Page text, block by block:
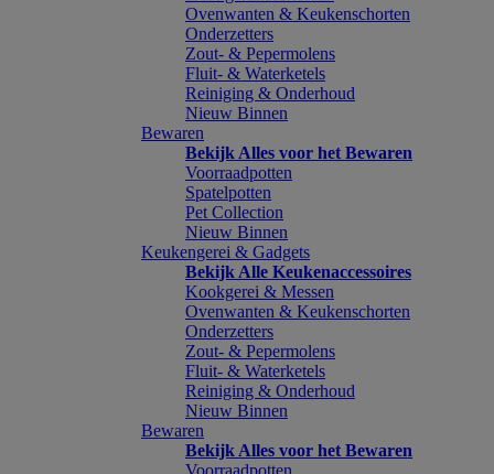
Ovenwanten & Keukenschorten
Onderzetters
Zout- & Pepermolens
Fluit- & Waterketels
Reiniging & Onderhoud
Nieuw Binnen
Bewaren
Bekijk Alles voor het Bewaren
Voorraadpotten
Spatelpotten
Pet Collection
Nieuw Binnen
Keukengerei & Gadgets
Bekijk Alle Keukenaccessoires
Kookgerei & Messen
Ovenwanten & Keukenschorten
Onderzetters
Zout- & Pepermolens
Fluit- & Waterketels
Reiniging & Onderhoud
Nieuw Binnen
Bewaren
Bekijk Alles voor het Bewaren
Voorraadpotten